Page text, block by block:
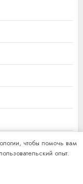
чтобы помочь вам
опыт.